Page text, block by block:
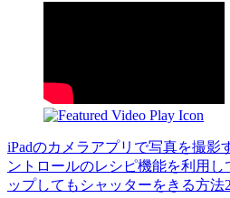
iPadのカメラアプリで写真を撮影
ントロールのレシピ機能を利用し
ップしてもシャッターをきる方法